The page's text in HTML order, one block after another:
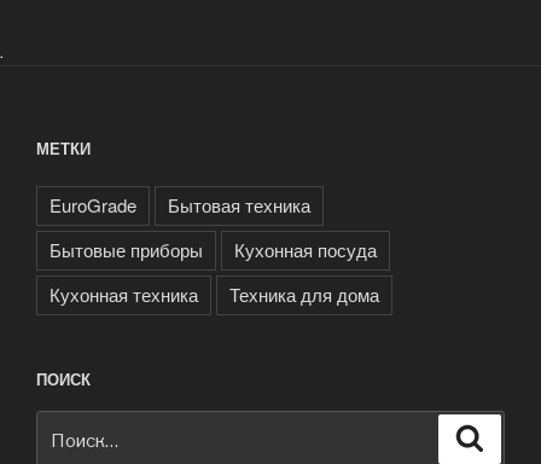
.
МЕТКИ
EuroGrade
Бытовая техника
Бытовые приборы
Кухонная посуда
Кухонная техника
Техника для дома
ПОИСК